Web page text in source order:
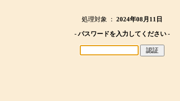
処理対象 ： 2024年08月11日
- パスワードを入力してください -